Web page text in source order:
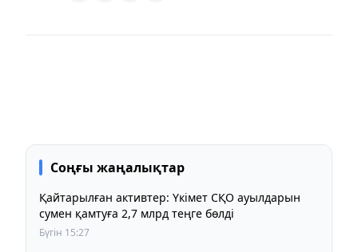
Соңғы жаңалықтар
Қайтарылған активтер: Үкімет СҚО ауылдарын
сумен қамтуға 2,7 млрд теңге бөлді
Бүгін 15:27